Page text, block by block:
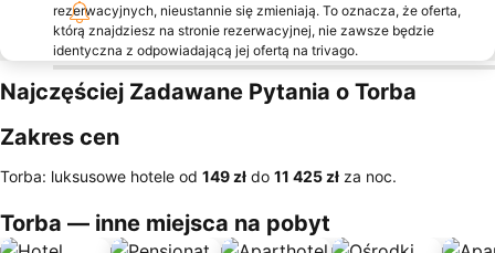
rezerwacyjnych, nieustannie się zmieniają. To oznacza, że oferta,
którą znajdziesz na stronie rezerwacyjnej, nie zawsze będzie
identyczna z odpowiadającą jej ofertą na trivago.
Najczęściej Zadawane Pytania o Torba
Zakres cen
Torba: luksusowe hotele od ‎149 zł do ‎11 425 zł za noc.
Torba — inne miejsca na pobyt